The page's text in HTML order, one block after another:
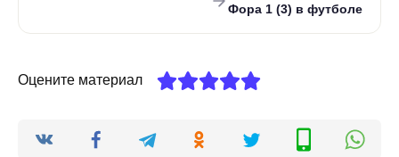
Фора 1 (3) в футболе
Оцените материал